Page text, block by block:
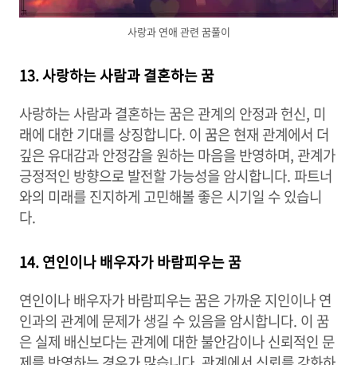
사랑과 연애 관련 꿈풀이
13. 사랑하는 사람과 결혼하는 꿈
사랑하는 사람과 결혼하는 꿈은 관계의 안정과 헌신, 미
래에 대한 기대를 상징합니다. 이 꿈은 현재 관계에서 더
깊은 유대감과 안정감을 원하는 마음을 반영하며, 관계가
긍정적인 방향으로 발전할 가능성을 암시합니다. 파트너
와의 미래를 진지하게 고민해볼 좋은 시기일 수 있습니
다.
14. 연인이나 배우자가 바람피우는 꿈
연인이나 배우자가 바람피우는 꿈은 가까운 지인이나 연
인과의 관계에 문제가 생길 수 있음을 암시합니다. 이 꿈
은 실제 배신보다는 관계에 대한 불안감이나 신뢰적인 문